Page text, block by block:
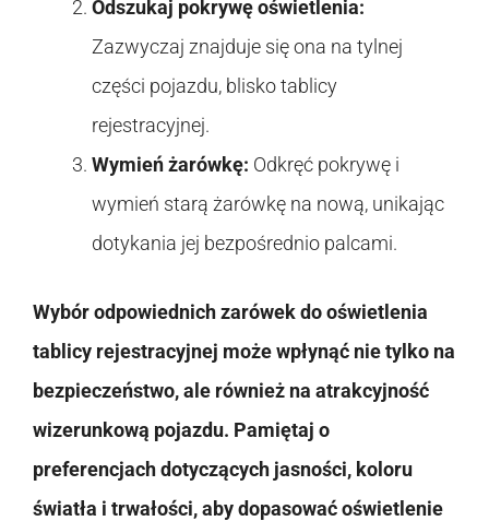
Odszukaj pokrywę oświetlenia:
Zazwyczaj znajduje się ona na tylnej
części pojazdu, blisko tablicy
rejestracyjnej.
Wymień żarówkę: Odkręć pokrywę i
wymień starą żarówkę na nową, unikając
dotykania jej bezpośrednio palcami.
Wybór odpowiednich zarówek do oświetlenia
tablicy rejestracyjnej może wpłynąć nie tylko na
bezpieczeństwo, ale również na atrakcyjność
wizerunkową pojazdu. Pamiętaj o
preferencjach dotyczących jasności, koloru
światła i trwałości, aby dopasować oświetlenie